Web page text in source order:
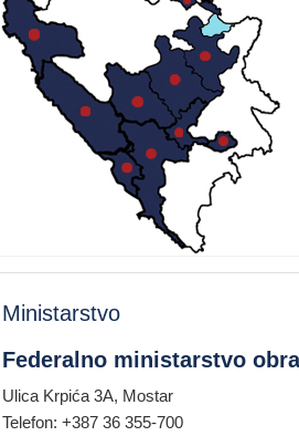
Ministarstvo
Federalno ministarstvo
Ulica Krpića 3A, Mostar
Telefon: +387 36 355-700